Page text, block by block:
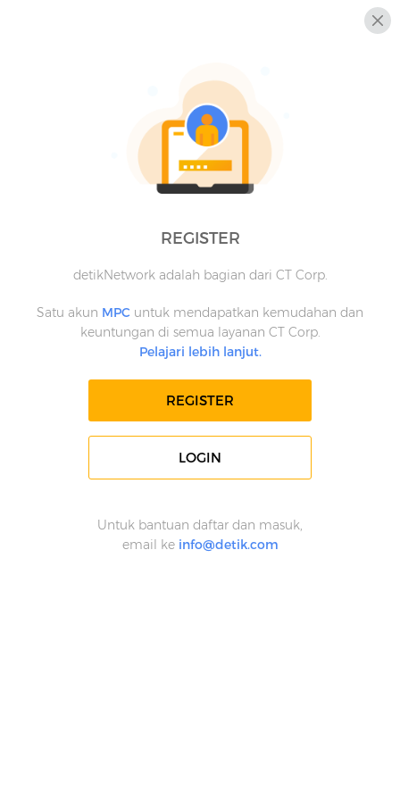
REGISTER
detikNetwork adalah bagian dari CT Corp.
Satu akun MPC untuk mendapatkan kemudahan dan
keuntungan di semua layanan CT Corp.
Pelajari lebih lanjut.
REGISTER
LOGIN
Untuk bantuan daftar dan masuk,
email ke info@detik.com